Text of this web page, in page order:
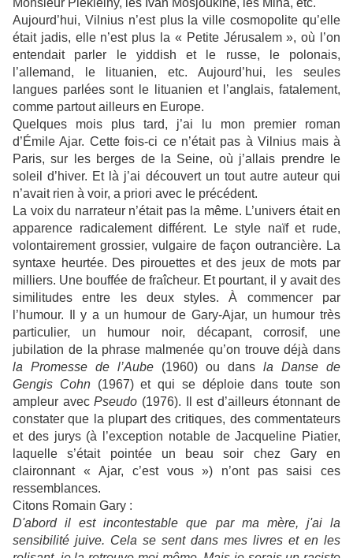
Monsieur Piekielny, les Ivan Mosjoukine, les Mina, etc.
Aujourd’hui, Vilnius n’est plus la ville cosmopolite qu’elle
était jadis, elle n’est plus la « Petite Jérusalem », où l’on
entendait parler le yiddish et le russe, le polonais,
l’allemand, le lituanien, etc. Aujourd’hui, les seules
langues parlées sont le lituanien et l’anglais, fatalement,
comme partout ailleurs en Europe.
Quelques mois plus tard, j’ai lu mon premier roman
d’Émile Ajar. Cette fois-ci ce n’était pas à Vilnius mais à
Paris, sur les berges de la Seine, où j’allais prendre le
soleil d’hiver. Et là j’ai découvert un tout autre auteur qui
n’avait rien à voir, a priori avec le précédent.
La voix du narrateur n’était pas la même. L’univers était en
apparence radicalement différent. Le style naïf et rude,
volontairement grossier, vulgaire de façon outrancière. La
syntaxe heurtée. Des pirouettes et des jeux de mots par
milliers. Une bouffée de fraîcheur. Et pourtant, il y avait des
similitudes entre les deux styles. À commencer par
l’humour. Il y a un humour de Gary-Ajar, un humour très
particulier, un humour noir, décapant, corrosif, une
jubilation de la phrase malmenée qu’on trouve déjà dans
la Promesse de l’Aube (1960) ou dans la Danse de
Gengis Cohn(1967) et qui se déploie dans toute son
ampleur avecPseudo (1976). Il est d’ailleurs étonnant de
constater que la plupart des critiques, des commentateurs
et des jurys (à l’exception notable de Jacqueline Piatier,
laquelle s’était pointée un beau soir chez Gary en
claironnant « Ajar, c’est vous ») n’ont pas saisi ces
ressemblances.
Citons Romain Gary :
D'abord il est incontestable que par ma mère, j'ai la
sensibilité juive. Cela se sent dans mes livres et en les